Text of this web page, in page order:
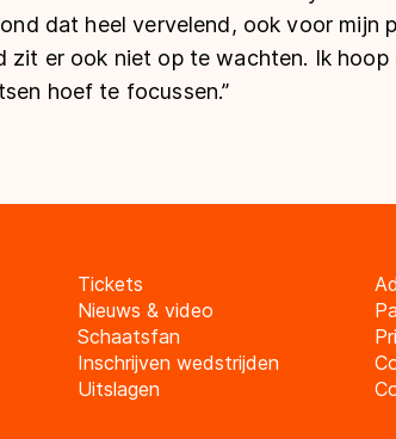
dat heel vervelend, ook voor mijn
zit er ook niet op te wachten. Ik
hoef te focussen.”
Tickets
Nieuws & video
Schaatsfan
Inschrijven wedstrijden
Uitslagen